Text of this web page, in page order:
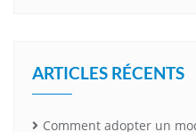
ARTICLES RÉCENTS
Comment adopter un